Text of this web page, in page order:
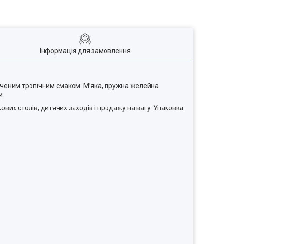
Інформація для замовлення
тропічним смаком. М’яка, пружна желейна
столів, дитячих заходів і продажу на вагу. Упаковка